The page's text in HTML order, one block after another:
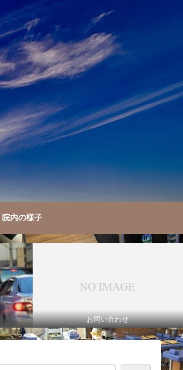
院内の様子
お問い合わせ